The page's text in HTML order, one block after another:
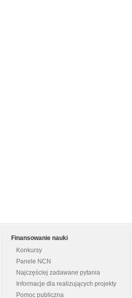
Finansowanie nauki
Konkursy
Panele NCN
Najczęściej zadawane pytania
Informacje dla realizujących projekty
Pomoc publiczna